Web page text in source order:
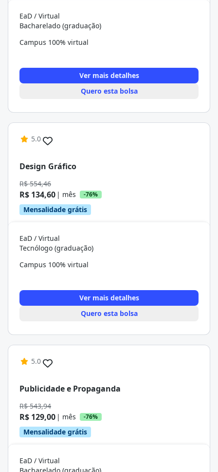
EaD / Virtual
Bacharelado (graduação)
Campus 100% virtual
Ver mais detalhes
Quero esta bolsa
5.0
Design Gráfico
R$ 554,46
R$ 134,60 | mês -76%
Mensalidade grátis
EaD / Virtual
Tecnólogo (graduação)
Campus 100% virtual
Ver mais detalhes
Quero esta bolsa
5.0
Publicidade e Propaganda
R$ 543,94
R$ 129,00 | mês -76%
Mensalidade grátis
EaD / Virtual